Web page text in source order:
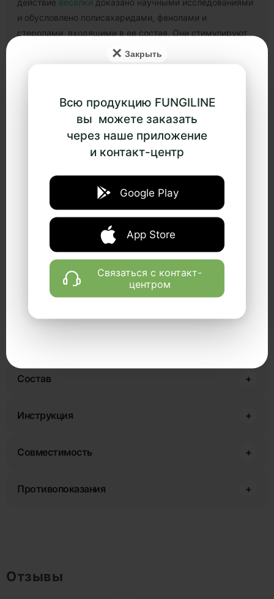
Всю продукцию FUNGILINE
вы можете заказать
через наше приложение
и контакт-центр
Google Play
App Store
Связаться с контакт-
центром
×
действие веселки доказано научными исследованиями
и обусловлено полисахаридами, фенолами и
стеролами, входящими в ее состав. Они стимулируют
синтез иммунных клеток перфоринов, которые
тормозят рост и деление злокачественных клеток и
Кроме тоговеселка препятствует возникновению
тромбоза, который повышает риск смертности при
раке молочной железы.
Трутовик лиственничный
Трутовик
богат сильнейшими антиоксидантами. Они
особенно активны в отношении онкологических
заболеваний бронхо-легочной системы. Полисахариды
гриба защищают органы дыхания, препятствуют
заражению вирусами и бактериями, нормализуют
работу желудочно-кишечного тракта, поддерживают
печень и стабилизируют обмен веществ. Гриб также
содержит вещество агарицин, который успокаивает и
Состав +
Инструкция +
Совместимость +
Противопоказания +
Отзывы